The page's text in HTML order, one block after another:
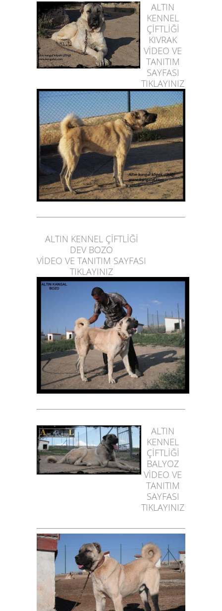
ALTIN
KENNEL
ÇİFTLİĞİ
KIVRAK
VİDEO VE
TANITIM
SAYFASI
TIKLAYINIZ
ALTIN KENNEL ÇİFTLİĞİ
DEV BOZO
VİDEO VE TANITIM SAYFASI
TIKLAYINIZ
ALTIN
KENNEL
ÇİFTLİĞİ
BALYOZ
VİDEO VE
TANITIM
SAYFASI
TIKLAYINIZ